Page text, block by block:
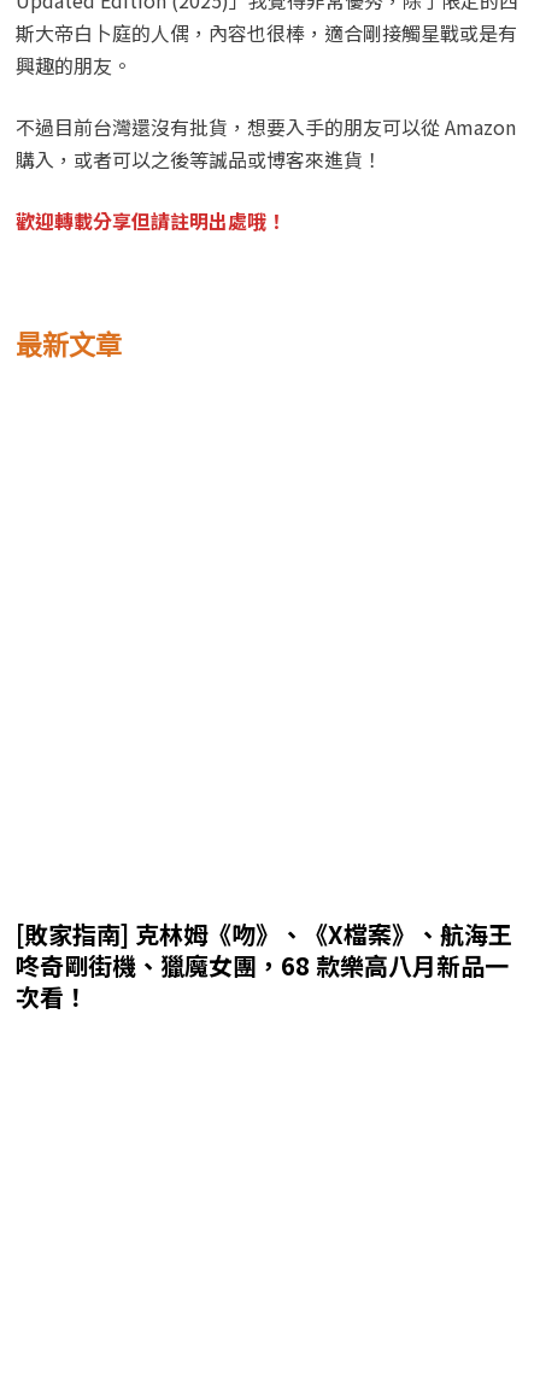
斯大帝白卜庭的人偶，內容也很棒，適合剛接觸星戰或是有
興趣的朋友。
不過目前台灣還沒有批貨，想要入手的朋友可以從 Amazon
購入，或者可以之後等誠品或博客來進貨！
歡迎轉載分享但請註明出處哦！
最新文章
[敗家指南] 克林姆《吻》、《X檔案》、航海王
咚奇剛街機、獵魔女團，68 款樂高八月新品一
次看！